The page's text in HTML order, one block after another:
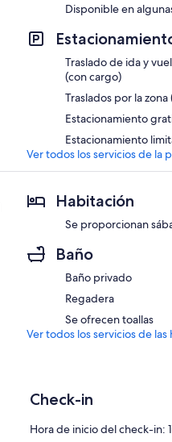
Disponible en
Traslado de ida y
(con cargo)
Traslados por la
Estacionamiento
Estacionamiento
Ver todos los servicios de la
Habitación
Se proporcionan
Baño
Baño privado
Regadera
Se ofrecen toallas
Ver todos los servicios de
Check-in
Hora de inicio del check-in: